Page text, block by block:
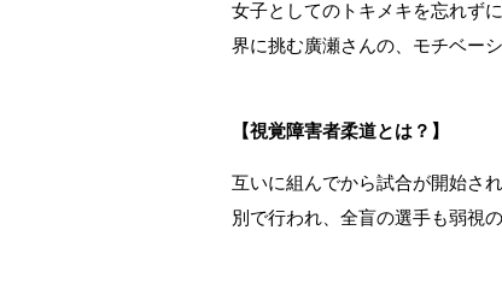
女子としてのトキメキを忘れず
界に挑む廣瀬さんの、モチベー
【視覚障害者柔道とは？】
互いに組んでから試合が開始さ
別で行われ、全盲の選手も弱視